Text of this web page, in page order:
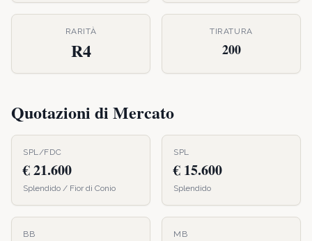
RARITÀ
R4
TIRATURA
200
Quotazioni di Mercato
SPL/FDC
€ 21.600
Splendido / Fior di Conio
SPL
€ 15.600
Splendido
BB MB